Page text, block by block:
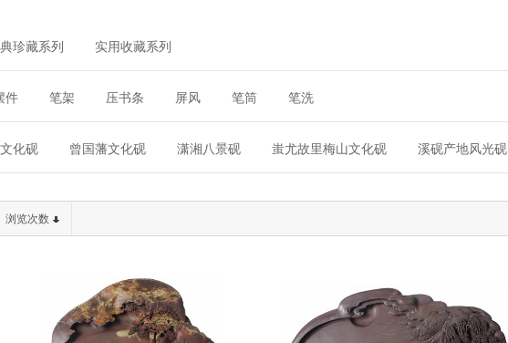
珍藏系列 实用收藏系列
件 笔架 压书条 屏风 笔筒 笔洗
化砚 曾国藩文化砚 潇湘八景砚 蚩尤故里梅山文化砚 溪砚产地风光砚
浏览次数